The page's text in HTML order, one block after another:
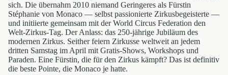
sich. Die übernahm 2010 niemand Geringeres als Fürstin
Stéphanie von Monaco — selbst passionierte Zirkusbegeisterte —
und initiierte gemeinsam mit der World Circus Federation den
Welt-Zirkus-Tag. Der Anlass: das 250-jährige Jubiläum des
modernen Zirkus. Seither feiern Zirkusse weltweit an jedem
dritten Samstag im April mit Gratis-Shows, Workshops und
Paraden. Eine Fürstin, die für den Zirkus kämpft? Das ist definitiv
die beste Pointe, die Monaco je hatte.